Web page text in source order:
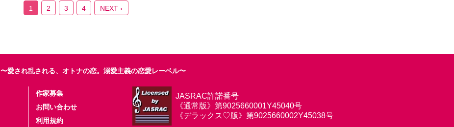
1 2 3 4 NEXT ›
〜愛され乱される、オトナの恋。溺愛主義の恋愛レーベル〜
作家募集
お問い合わせ
利用規約
JASRAC許諾番号
《通常版》第9025660001Y45040号
《デラックス♡版》第9025660002Y45038号